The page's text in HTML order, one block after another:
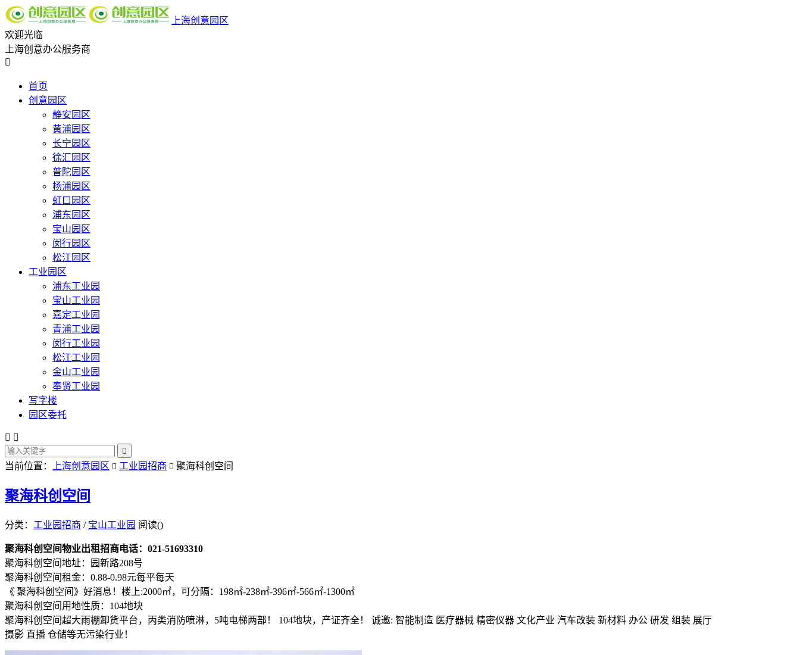
上海创意园区
欢迎光临
上海创意办公服务商

首页
创意园区
静安园区
黄浦园区
长宁园区
徐汇园区
普陀园区
杨浦园区
虹口园区
浦东园区
宝山园区
闵行园区
松江园区
工业园区
浦东工业园
宝山工业园
嘉定工业园
青浦工业园
闵行工业园
松江工业园
金山工业园
奉贤工业园
写字楼
园区委托
 

当前位置： 上海创意园区  工业园招商  聚海科创空间
聚海科创空间
分类： 工业园招商 / 宝山工业园 阅读()
聚海科创空间物业出租招商电话：021-51693310
聚海科创空间地址：园新路208号
聚海科创空间租金：0.88-0.98元每平每天
《 聚海科创空间》好消息！楼上:2000㎡，可分隔：198㎡-238㎡-396㎡-566㎡-1300㎡
聚海科创空间用地性质：104地块
聚海科创空间超大雨棚卸货平台，丙类消防喷淋，5吨电梯两部！ 104地块，产证齐全！ 诚邀: 智能制造 医疗器械 精密仪器 文化产业 汽车改装 新材料 办公 研发 组装 展厅
摄影 直播 仓储等无污染行业！